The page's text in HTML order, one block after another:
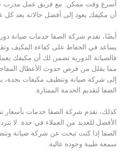
أسرع وقت ممكن. مع فريق عمل مدرب
أن مكيفك يعود إلى أفضل حالاته بعد كل
أيضًا، تقدم شركة الصفا خدمات صيانة
يساعد في الحفاظ على كفاءة المكيف
فالصيانة الدورية تضمن لك أن مكيفك
مما يقلل من فرص حدوث الأعطال
إلى شركة صيانة وتنظيف مكيفات بجدة،
الصفا لتقديم الخدمة الممتازة.
كذلك، تقدم شركة الصفا خدمات بأسعار
الأفضل للعديد من العملاء في جدة. لا
الصفا إذا كنت تبحث عن شركة صيانة
سمعة طيبة وجودة عالية.